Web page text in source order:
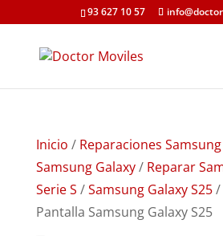
93 627 10 57
Inicio / Reparaciones Samsung
Samsung Galaxy/ Reparar
Serie S /Samsung Galaxy S25/
Pantalla Samsung Galaxy S25